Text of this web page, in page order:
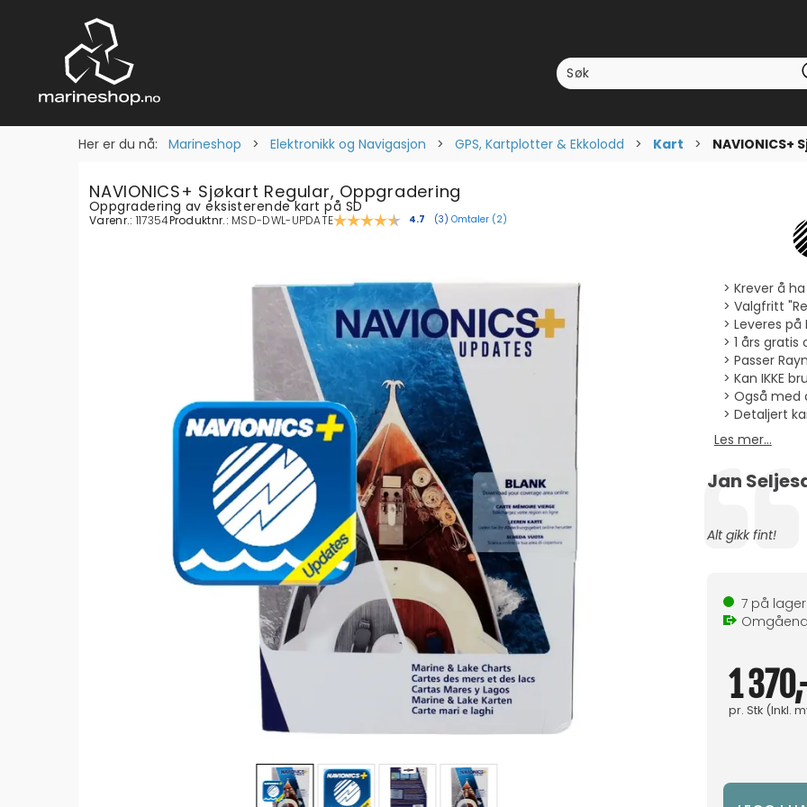
Her er du nå: Marineshop > Elektronikk og Navigasjon > GPS, Kartplotter & Ekkolodd > Kart >
NAVIONICS+ Sjøkart Regular, Oppgradering
Oppgradering av eksisterende kart på SD
Varenr.: 117354Produktnr.: MSD-DWL-UPDATE Gjennomsnittskarakter:
4.7 (stemmer:
3) Omtaler (2)
Krever å
Valgfritt
Leveres på
1 års
Passer
Kan IKKE
Også med
Detaljert kart
Les mer...
Testimonial
Forfatter:
Jan
Tekst:
Alt gikk fint!
7på lager
1
pr. Stk(Inkl.